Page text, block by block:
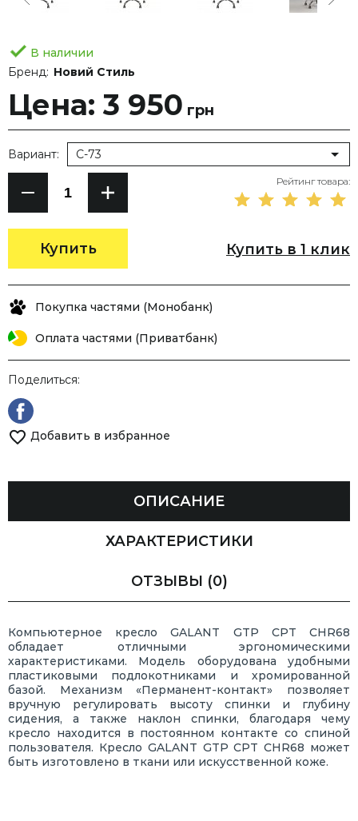
В наличии
Бренд: Новий Стиль
Цена: 3 950 грн
Купить
Вариант: С-73
Рейтинг товара:
Купить в 1 клик
Покупка частями (Монобанк)
Оплата частями (Приватбанк)
Поделиться:
Добавить в избранное
ОПИСАНИЕ
ХАРАКТЕРИСТИКИ
ОТЗЫВЫ (0)
Компьютерное кресло GALANT GTP CPT CHR68
обладает отличными эргономическими
характеристиками. Модель оборудована удобными
пластиковыми подлокотниками и хромированной
базой. Механизм «Перманент-контакт» позволяет
вручную регулировать высоту спинки и глубину
сидения, а также наклон спинки, благодаря чему
кресло находится в постоянном контакте со спиной
пользователя. Кресло GALANT GTP CPT CHR68 может
быть изготовлено в ткани или искусственной коже.